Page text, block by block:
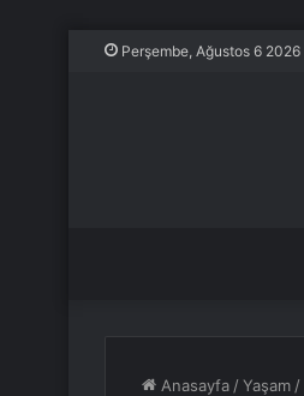
Perşembe, Ağustos 6 2026
Anasayfa /Yaşam /